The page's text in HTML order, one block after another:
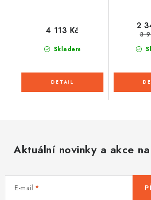
Skladem
4 113 Kč 2
3
Aktuální novinky a akce
E-mail